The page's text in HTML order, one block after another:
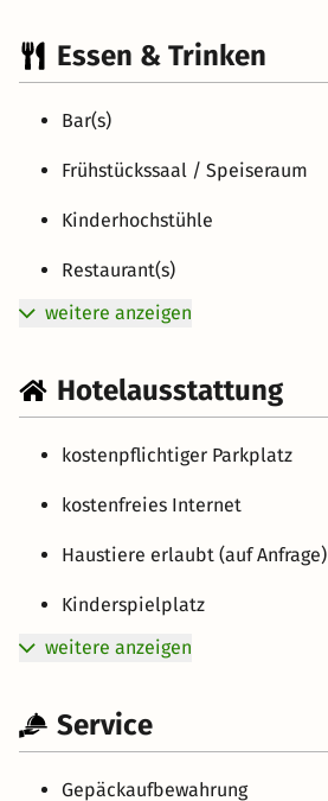
Essen & Trinken
Bar(s)
Frühstückssaal / Speiseraum
Kinderhochstühle
Restaurant(s)
weitere anzeigen
Hotelausstattung
kostenpflichtiger Parkplatz
kostenfreies Internet
Haustiere erlaubt (auf Anfrage)
Kinderspielplatz
weitere anzeigen
Service
Gepäckaufbewahrung